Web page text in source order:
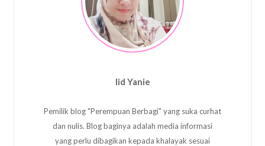
Iid Yanie
Pemilik blog "Perempuan Berbagi" yang suka curhat
dan nulis. Blog baginya adalah media informasi
yang perlu dibagikan kepada khalayak sesuai